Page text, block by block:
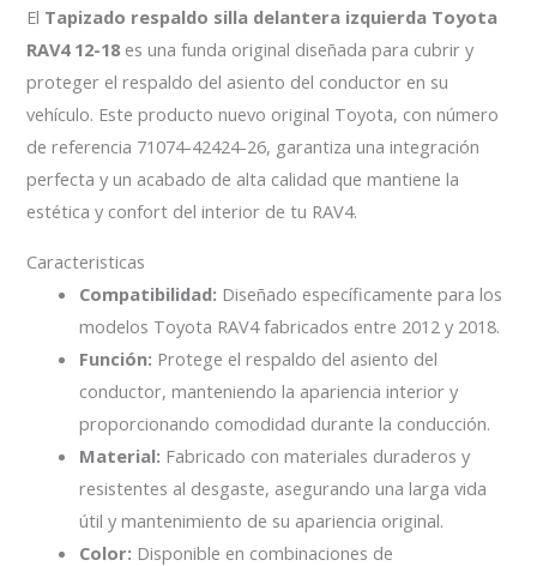
El Tapizado respaldo silla delantera izquierda Toyota
RAV4 12-18 es una funda original diseñada para cubrir y
proteger el respaldo del asiento del conductor en su
vehículo. Este producto nuevo original Toyota, con número
de referencia 71074-42424-26, garantiza una integración
perfecta y un acabado de alta calidad que mantiene la
estética y confort del interior de tu RAV4.
Caracteristicas
Compatibilidad: Diseñado específicamente para los
modelos Toyota RAV4 fabricados entre 2012 y 2018.
Función: Protege el respaldo del asiento del
conductor, manteniendo la apariencia interior y
proporcionando comodidad durante la conducción.
Material: Fabricado con materiales duraderos y
resistentes al desgaste, asegurando una larga vida
útil y mantenimiento de su apariencia original.
Color: Disponible en combinaciones de